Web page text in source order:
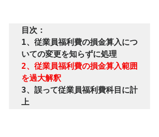
目次：
1、従業員福利費の損金算入につ
2、従業員福利費の損金算入範囲
を過大解釈
3、誤って従業員福利費科目に計
上